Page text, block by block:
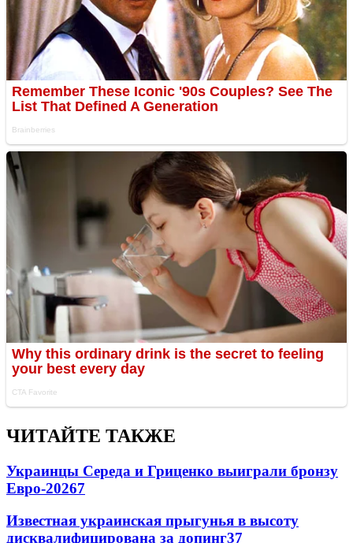
ЧИТАЙТЕ ТАКЖЕ
Украинцы Середа и Гриценко выиграли бронзу
Евро-20267
Известная украинская прыгунья в высоту
дисквалифицирована за допинг37